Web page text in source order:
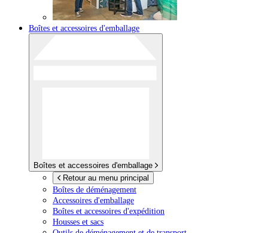
Boîtes et accessoires d'emballage
Boîtes et accessoires d'emballage
Retour au menu principal
Boîtes de déménagement
Accessoires d'emballage
Boîtes et accessoires d'expédition
Housses et sacs